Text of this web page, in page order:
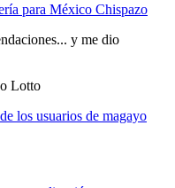
y me dio
Lotto
los usuarios de magayo